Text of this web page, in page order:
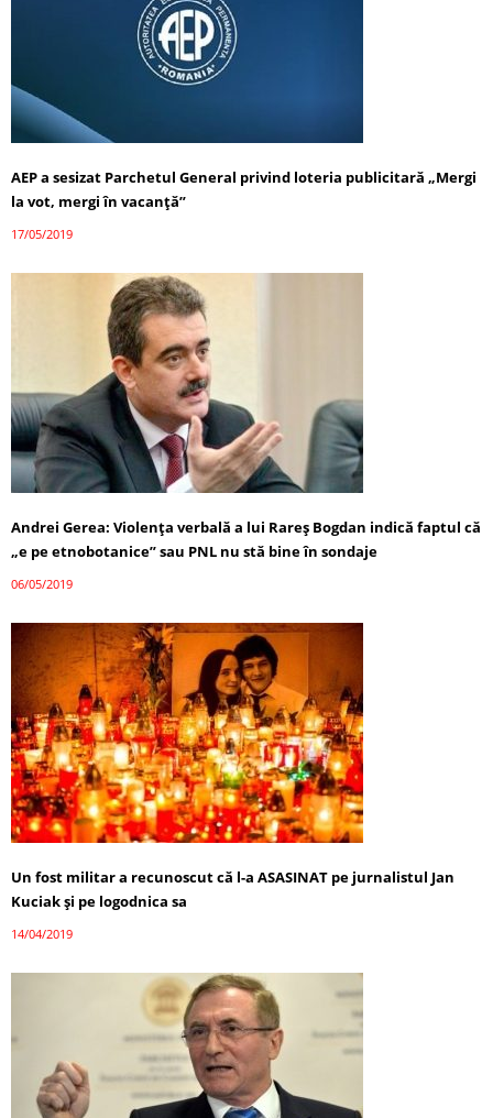
AEP a sesizat Parchetul General privind loteria publicitară „Mergi
la vot, mergi în vacanţă”
17/05/2019
Andrei Gerea: Violența verbală a lui Rareş Bogdan indică faptul că
„e pe etnobotanice” sau PNL nu stă bine în sondaje
06/05/2019
Un fost militar a recunoscut că l-a ASASINAT pe jurnalistul Jan
Kuciak și pe logodnica sa
14/04/2019